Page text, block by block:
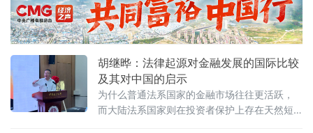
胡继晔：法律起源对金融发展的国际比较
及其对中国的启示
为什么普通法系国家的金融市场往往更活跃，
而大陆法系国家则在投资者保护上存在天然短